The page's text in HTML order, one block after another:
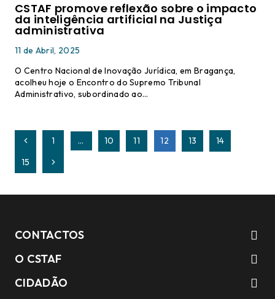
CSTAF promove reflexão sobre o impacto
da inteligência artificial na Justiça
administrativa
11 de Abril, 2025
O Centro Nacional de Inovação Jurídica, em Bragança,
acolheu hoje o Encontro do Supremo Tribunal
Administrativo, subordinado ao…
Page
navigation
Página
Anterior
1 … 10 11 12 13
14
15
Página
CONTACTOS
O CSTAF
CIDADÃO